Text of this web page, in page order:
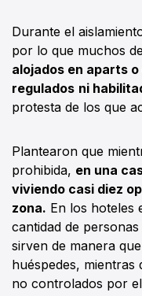
Durante el
por lo que muchos
alojados en aparts
regulados ni
protesta de los que
Plantearon que
prohibida, en una
viviendo casi diez
zona. En los hoteles
cantidad de
sirven de manera
huéspedes, mientras
no controlados por